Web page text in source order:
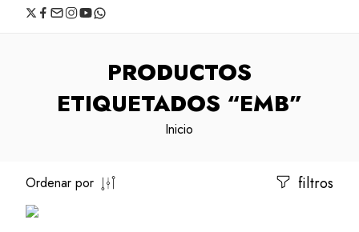
PRODUCTOS
ETIQUETADOS “EMB”
Inicio
filtros
Ordenar por